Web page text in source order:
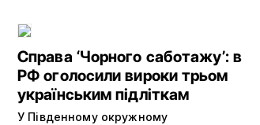
Справа ‘Чорного саботажу’: в
РФ оголосили вироки трьом
українським підліткам
У Південному окружному